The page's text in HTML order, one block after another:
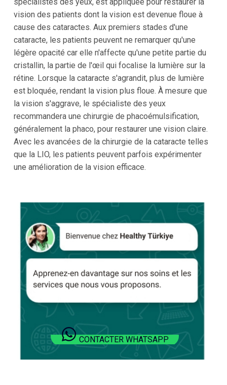
vision des patients dont la vision est devenue floue à
cause des cataractes. Aux premiers stades d'une
cataracte, les patients peuvent ne remarquer qu'une
légère opacité car elle n'affecte qu'une petite partie du
cristallin, la partie de l'œil qui focalise la lumière sur la
rétine. Lorsque la cataracte s'agrandit, plus de lumière
est bloquée, rendant la vision plus floue. À mesure que
la vision s'aggrave, le spécialiste des yeux
recommandera une chirurgie de phacoémulsification,
généralement la phaco, pour restaurer une vision claire.
Avec les avancées de la chirurgie de la cataracte telles
que la LIO, les patients peuvent parfois expérimenter
une amélioration de la vision efficace.
CONTACTER WHATSAPP